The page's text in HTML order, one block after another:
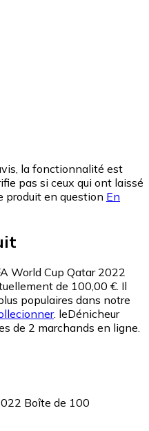
la fonctionnalité est
pas si ceux qui ont laissé
produit en question En
World Cup Qatar 2022
de 100,00 €. Il
populaires dans notre
. leDénicheur
de 2 marchands en ligne.
Boîte de 100